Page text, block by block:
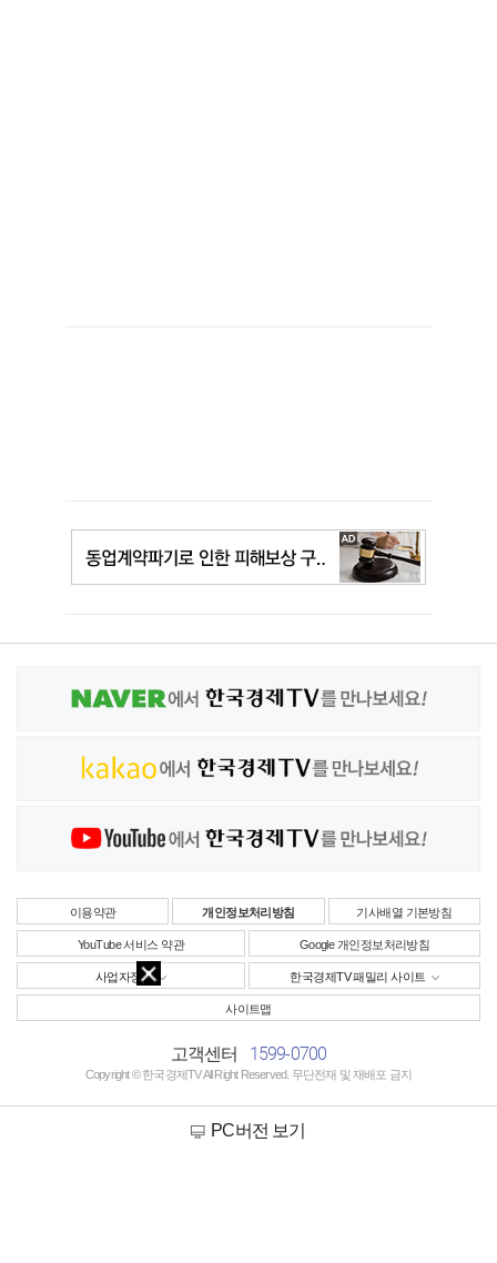
이용약관 개인정보처리방침 기사배열 기본방침
YouTube 서비스 약관 Google 개인정보처리방침
사업자정보 한국경제TV 패밀리 사이트
사이트맵
고객센터 1599-0700
Copyright © 한국경제TV All Right Reserved. 무단전재 및 재배포 금지
PC버전 보기